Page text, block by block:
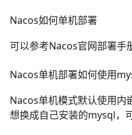
Nacos如何单机部署
可以参考Nacos官网部署手
Nacos单机部署如何使用
Nacos单机模式默认使用内
想换成自己安装的mysql，